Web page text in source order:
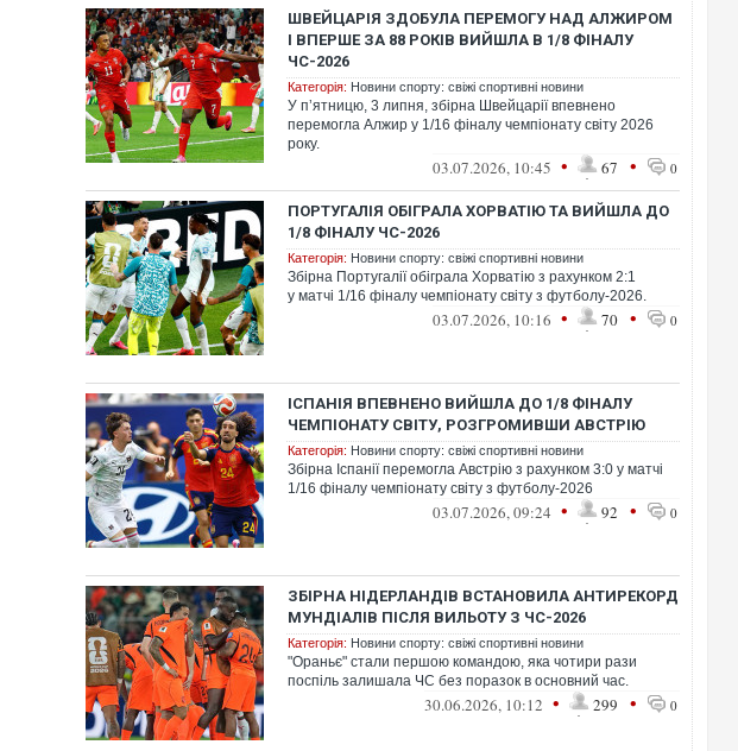
ШВЕЙЦАРІЯ ЗДОБУЛА ПЕРЕМОГУ НАД АЛЖИРОМ
І ВПЕРШЕ ЗА 88 РОКІВ ВИЙШЛА В 1/8 ФІНАЛУ
ЧС-2026
Категорія: Новини спорту: свіжі спортивні новини
У пʼятницю, 3 липня, збірна Швейцарії впевнено
перемогла Алжир у 1/16 фіналу чемпіонату світу 2026
року.
03.07.2026, 10:45 • 67 • 0
ПОРТУГАЛІЯ ОБІГРАЛА ХОРВАТІЮ ТА ВИЙШЛА ДО
1/8 ФІНАЛУ ЧС-2026
Категорія: Новини спорту: свіжі спортивні новини
Збірна Португалії обіграла Хорватію з рахунком 2:1
у матчі 1/16 фіналу чемпіонату світу з футболу-2026.
03.07.2026, 10:16 • 70 • 0
ІСПАНІЯ ВПЕВНЕНО ВИЙШЛА ДО 1/8 ФІНАЛУ
ЧЕМПІОНАТУ СВІТУ, РОЗГРОМИВШИ АВСТРІЮ
Категорія: Новини спорту: свіжі спортивні новини
Збірна Іспанії перемогла Австрію з рахунком 3:0 у матчі
1/16 фіналу чемпіонату світу з футболу-2026
03.07.2026, 09:24 • 92 • 0
ЗБІРНА НІДЕРЛАНДІВ ВСТАНОВИЛА АНТИРЕКОРД
МУНДІАЛІВ ПІСЛЯ ВИЛЬОТУ З ЧС-2026
Категорія: Новини спорту: свіжі спортивні новини
"Ораньє" стали першою командою, яка чотири рази
поспіль залишала ЧС без поразок в основний час.
30.06.2026, 10:12 • 299 • 0